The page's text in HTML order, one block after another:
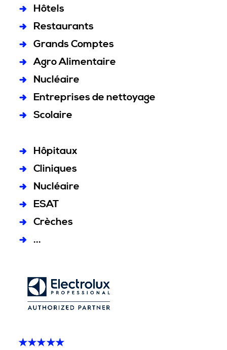
Hôtels
Restaurants
Grands Comptes
Agro Alimentaire
Nucléaire
Entreprises de nettoyage
Scolaire
Hôpitaux
Cliniques
Nucléaire
ESAT
Crèches
...
★★★★★